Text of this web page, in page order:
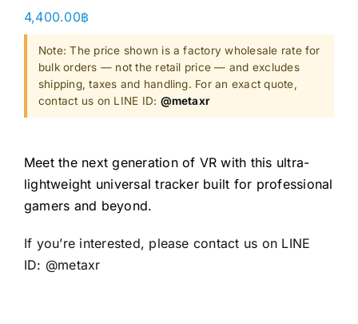
4,400.00฿
Note: The price shown is a factory wholesale rate for
bulk orders — not the retail price — and excludes
shipping, taxes and handling. For an exact quote,
contact us on LINE ID: @metaxr
Meet the next generation of VR with this ultra-
lightweight universal tracker built for professional
gamers and beyond.
If you’re interested, please contact us on LINE
ID: @metaxr